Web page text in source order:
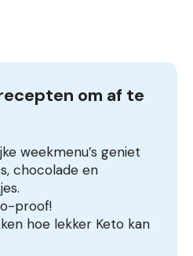
om af te
weekmenu’s geniet
chocolade en
proof!
hoe lekker Keto kan